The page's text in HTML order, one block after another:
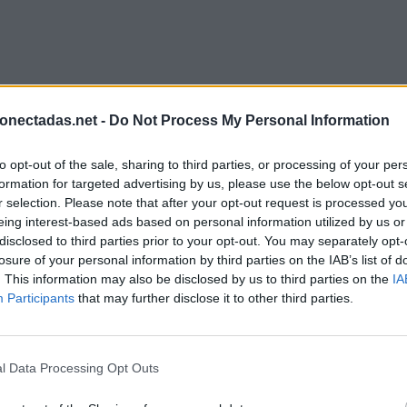
- Do Not Process My Personal Information
opt-out of the sale, sharing to third parties, or processing of your
for targeted advertising by us, please use the below opt-out
selection. Please note that after your opt-out request is processed
interest-based ads based on personal information utilized by us
to third parties prior to your opt-out. You may separately
of your personal information by third parties on the IAB’s list of
This information may also be disclosed by us to third parties on the
Participants that may further disclose it to other third parties.
Data Processing Opt Outs